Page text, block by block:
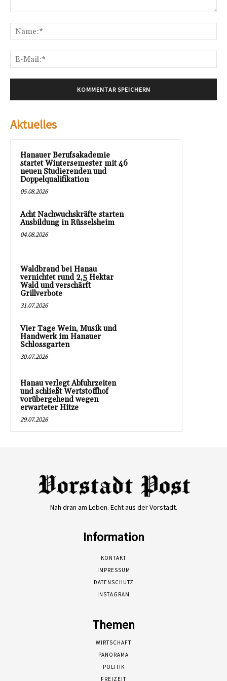
Aktuelles
Hanauer Berufsakademie
startet Wintersemester mit 46
neuen Studierenden und
Doppelqualifikation
05.08.2026
Acht Nachwuchskräfte starten
Ausbildung in Rüsselsheim
04.08.2026
Waldbrand bei Hanau
vernichtet rund 2,5 Hektar
Wald und verschärft
Grillverbote
31.07.2026
Vier Tage Wein, Musik und
Handwerk im Hanauer
Schlossgarten
30.07.2026
Hanau verlegt Abfuhrzeiten
und schließt Wertstoffhof
vorübergehend wegen
erwarteter Hitze
29.07.2026
Nah dran am Leben. Echt aus der Vorstadt.
Information
KONTAKT
IMPRESSUM
DATENSCHUTZ
INSTAGRAM
Themen
WIRTSCHAFT
PANORAMA
POLITIK
FREIZEIT